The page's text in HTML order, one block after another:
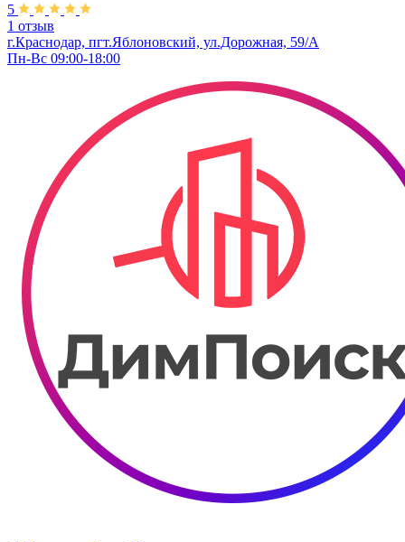
5
1 отзыв
г.Краснодар, пгт.Яблоновский, ул.Дорожная, 59/А
Пн-Вс 09:00-18:00